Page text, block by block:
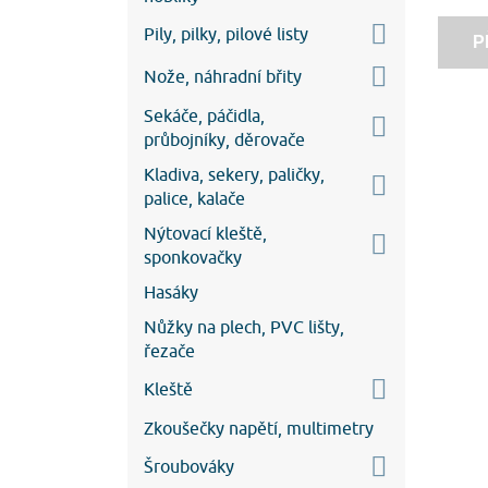
Pily, pilky, pilové listy
Nože, náhradní břity
Sekáče, páčidla,
průbojníky, děrovače
Kladiva, sekery, paličky,
palice, kalače
Nýtovací kleště,
sponkovačky
Hasáky
Nůžky na plech, PVC lišty,
řezače
Kleště
Zkoušečky napětí, multimetry
Šroubováky